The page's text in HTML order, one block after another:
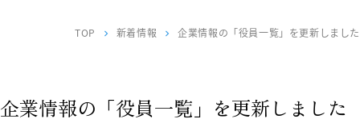
TOP chevron_right 新着情報 chevron_right 企業情報の「役員一覧」を更新しました
企業情報の「役員一覧」を更新しました